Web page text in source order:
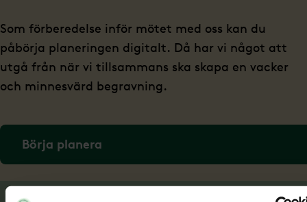
Som förberedelse inför mötet med oss kan du
påbörja planeringen digitalt. Då har vi något att
utgå från när vi tillsammans ska skapa en vacker
och minnesvärd begravning.
Börja planera